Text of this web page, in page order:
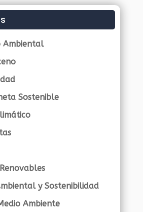
Ambiental
Sostenible
y Sostenibilidad
Ambiente